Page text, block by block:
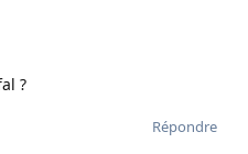
?
Répondre